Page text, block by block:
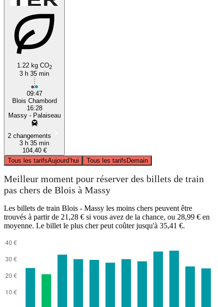
1.22 kg CO2
3 h 35 min
09:47
Blois Chambord
16:28
Massy - Palaiseau
2 changements
3 h 35 min
104,40 €
Tous les tarifsAujourd’hui Tous les tarifsDemain
Meilleur moment pour réserver des billets de train
pas chers de Blois à Massy
Les billets de train Blois - Massy les moins chers peuvent être
trouvés à partir de 21,28 € si vous avez de la chance, ou 28,99 € en
moyenne. Le billet le plus cher peut coûter jusqu'à 35,41 €.